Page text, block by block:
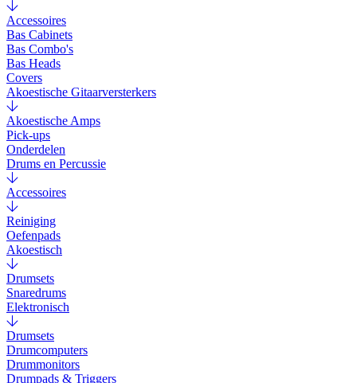
Accessoires
Bas Cabinets
Bas Combo's
Bas Heads
Covers
Akoestische Gitaarversterkers
Akoestische Amps
Pick-ups
Onderdelen
Drums en Percussie
Accessoires
Reiniging
Oefenpads
Akoestisch
Drumsets
Snaredrums
Elektronisch
Drumsets
Drumcomputers
Drummonitors
Drumpads & Triggers